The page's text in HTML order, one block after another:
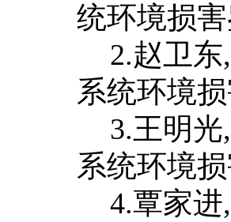
统环境损
2.赵卫东
系统环境
3.王明光
系统环境
4.覃家进